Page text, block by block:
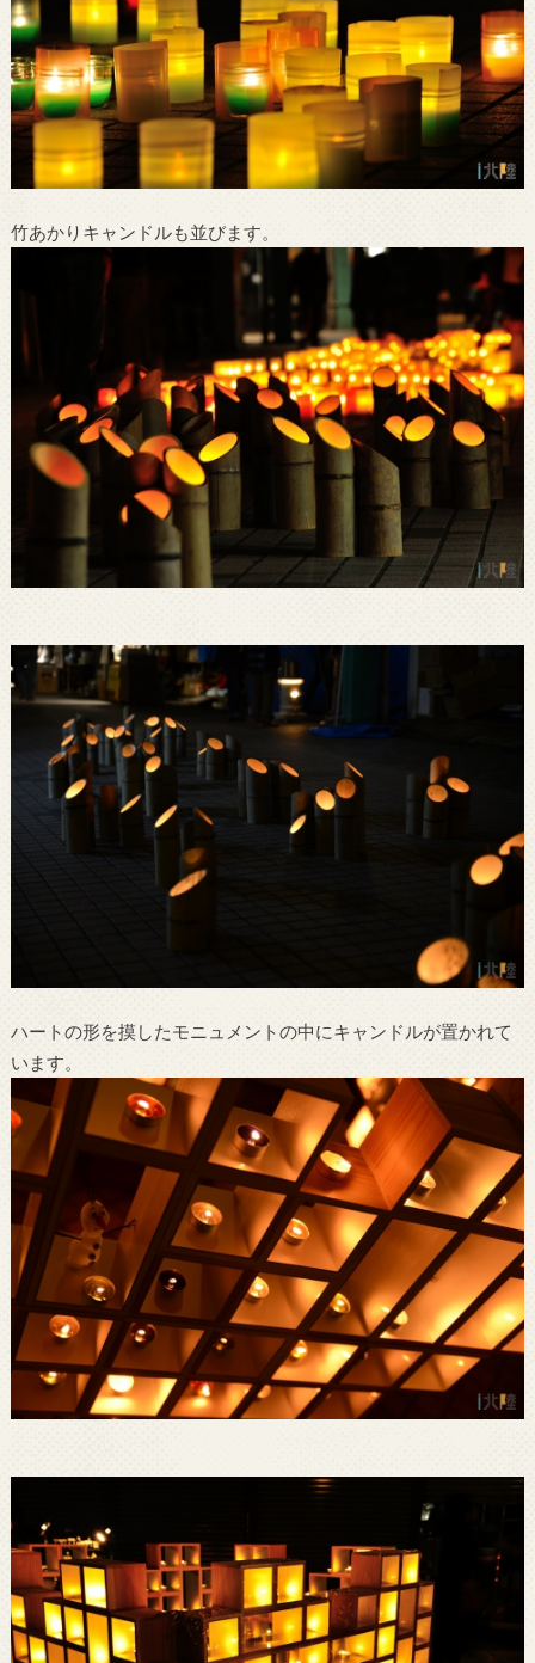
竹あかりキャンドルも並びます。
ハートの形を摸したモニュメントの中にキャンドルが置かれて
います。